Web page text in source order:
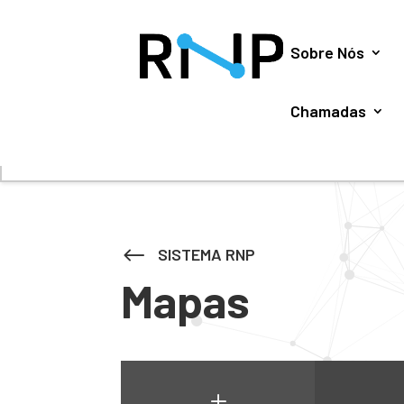
Utilizamos cookies para oferecer melhorSobre Nós
Chamadas
# SISTEMA RNP
Mapas